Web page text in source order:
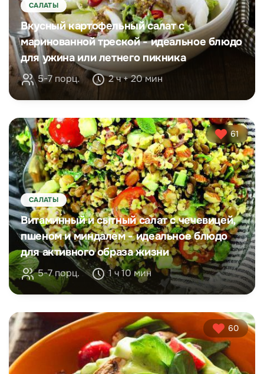
САЛАТЫ
Вкусный картофельный салат с
маринованной треской - идеальное блюдо
для ужина или летнего пикника
5-7 порц. 2 ч + 20 мин
61
САЛАТЫ
Витаминный и сытный салат с чечевицей,
пшеном и миндалем - идеальное блюдо
для активного образа жизни
5-7 порц. 1 ч 10 мин
60